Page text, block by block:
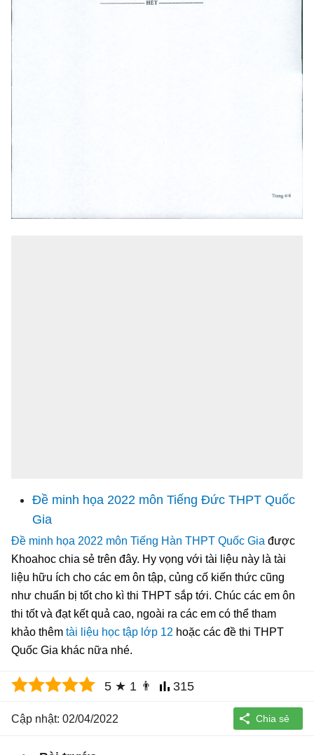
Đề minh họa 2022 môn Tiếng Đức THPT Quốc
Gia
Đề minh họa 2022 môn Tiếng Hàn THPT Quốc Gia được
Khoahoc chia sẻ trên đây. Hy vọng với tài liệu này là tài
liệu hữu ích cho các em ôn tập, củng cố kiến thức cũng
như chuẩn bị tốt cho kì thi THPT sắp tới. Chúc các em ôn
thi tốt và đạt kết quả cao, ngoài ra các em có thể tham
khảo thêm tài liệu học tập lớp 12 hoặc các đề thi THPT
Quốc Gia khác nữa nhé.
5 ★ 1 👨 315
Cập nhật: 02/04/2022